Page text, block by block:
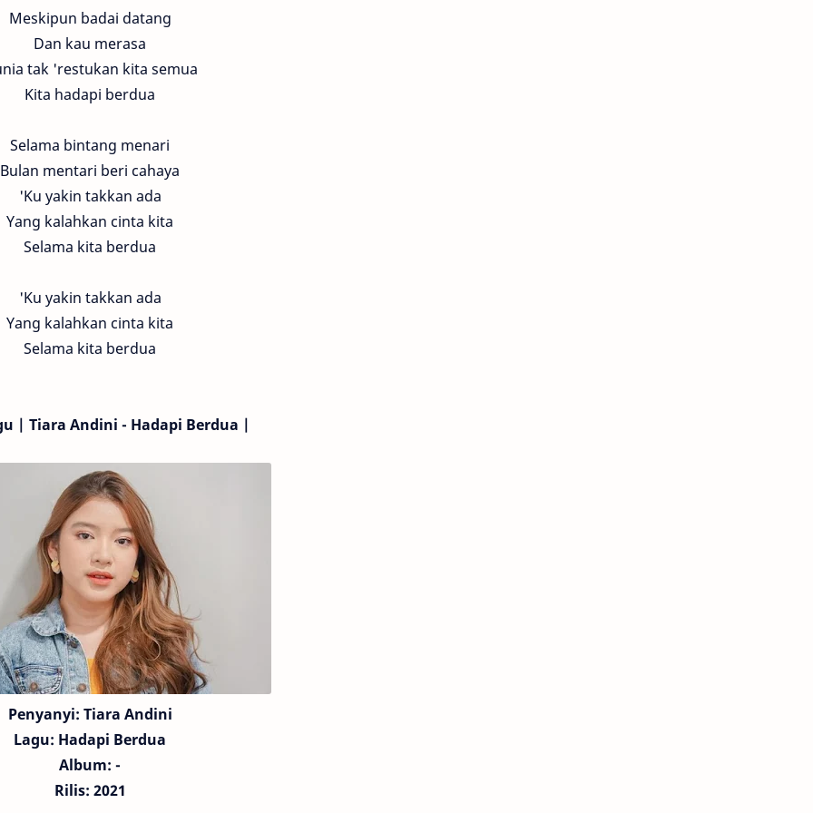
Meskipun badai datang
Dan kau merasa
tak 'restukan kita semua
Kita hadapi berdua
Selama bintang menari
Bulan mentari beri cahaya
'Ku yakin takkan ada
Yang kalahkan cinta kita
Selama kita berdua
'Ku yakin takkan ada
Yang kalahkan cinta kita
Selama kita berdua
| Tiara Andini - Hadapi Berdua |
Penyanyi: Tiara Andini
Lagu: Hadapi Berdua
Album: -
Rilis: 2021